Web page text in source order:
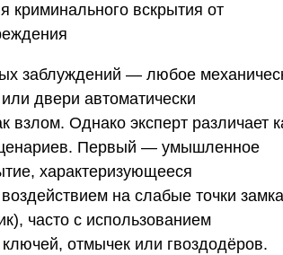
криминального вскрытия от
заблуждений — любое
двери автоматически
взлом. Однако эксперт различает
Первый — умышленное
характеризующееся
на слабые точки
часто с использованием
отмычек или гвоздодёров.